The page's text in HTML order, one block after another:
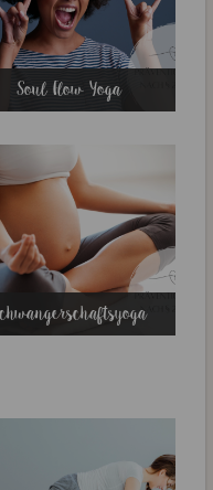
Soul Flow Yoga